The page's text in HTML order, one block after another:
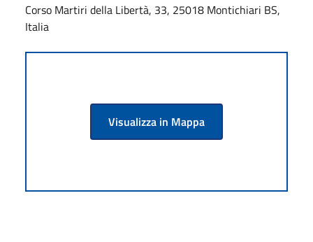
Corso Martiri della Libertà, 33, 25018 Montichiari BS,
Italia
Visualizza in Mappa